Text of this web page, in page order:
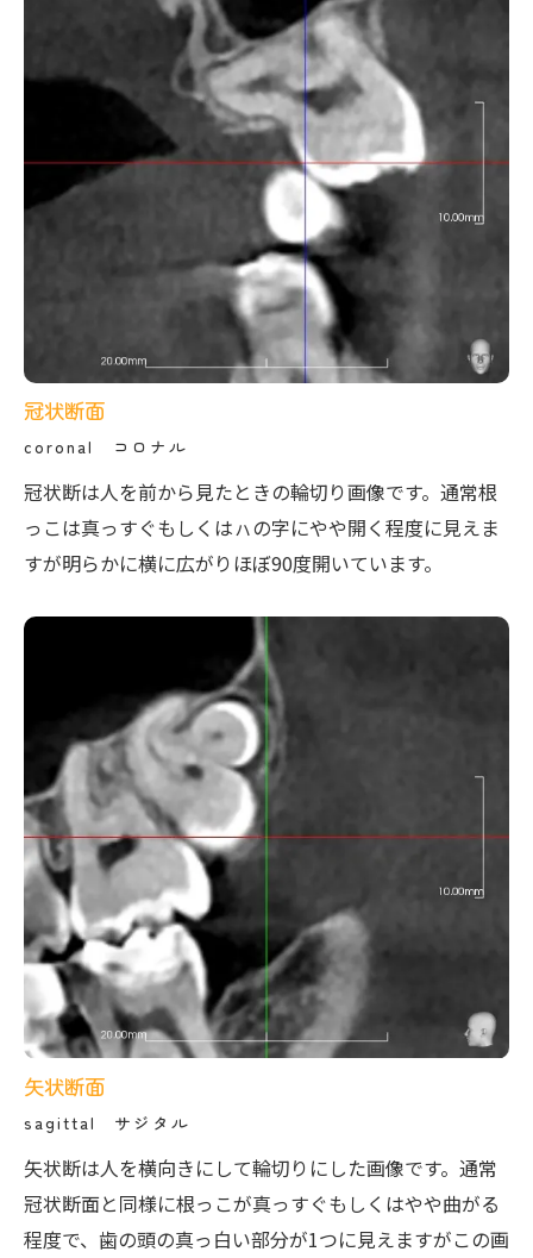
冠状断面
coronal コロナル
冠状断は人を前から見たときの輪切り画像です。通常根
っこは真っすぐもしくはㇵの字にやや開く程度に見えま
すが明らかに横に広がりほぼ90度開いています。
矢状断面
sagittal サジタル
矢状断は人を横向きにして輪切りにした画像です。通常
冠状断面と同様に根っこが真っすぐもしくはやや曲がる
程度で、歯の頭の真っ白い部分が1つに見えますがこの画